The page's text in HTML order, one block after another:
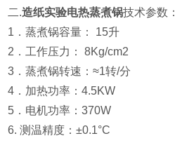
二.造纸实验电热蒸煮锅技术参数：
1．蒸煮锅容量： 15升
2．工作压力： 8Kg/cm2
3．蒸煮锅转速：≈1转/分
4．加热功率：4.5KW
5．电机功率：370W
6. 测温精度：±0.1°C